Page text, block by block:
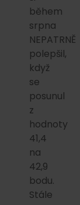
během
srpna
NEPATRNĚ
polepšil,
když
se
posunul
z
hodnoty
41,4
na
42,9
bodu.
Stále